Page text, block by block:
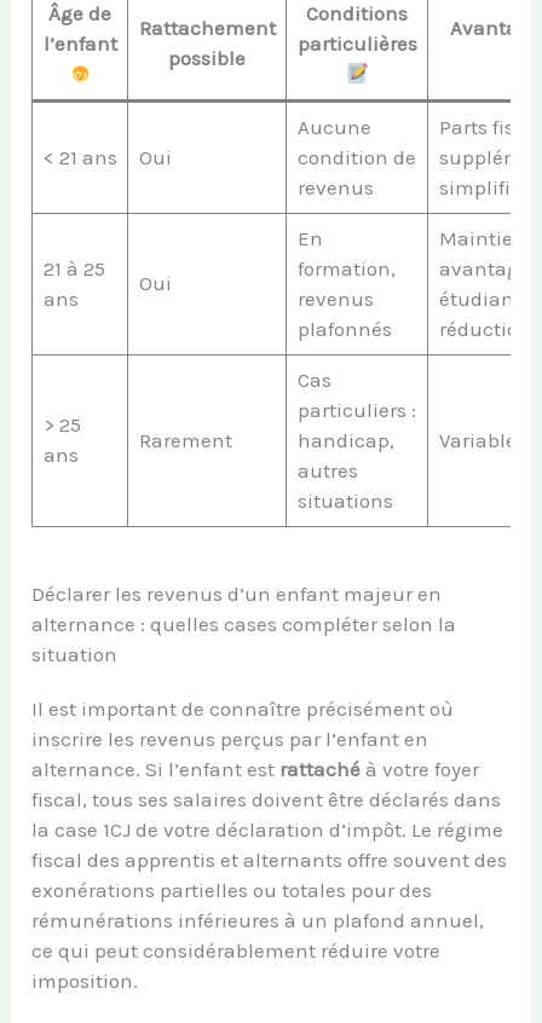
Âge de
l’enfant
Rattachement
possible
Conditions
particulières
< 21 ans Oui
Aucune
condition de
revenus
Parts
21 à 25
ans
Oui
En
formation,
revenus
plafonnés
Maintien
avantages
étudiants,
réduction
> 25
ans
Rarement
Cas
particuliers :
handicap,
autres
situations
Variable
Déclarer les revenus d’un enfant majeur en
alternance : quelles cases compléter selon la
situation
Il est important de connaître précisément où
inscrire les revenus perçus par l’enfant en
alternance. Si l’enfant est rattaché à votre foyer
fiscal, tous ses salaires doivent être déclarés dans
la case 1CJ de votre déclaration d’impôt. Le régime
fiscal des apprentis et alternants offre souvent des
exonérations partielles ou totales pour des
rémunérations inférieures à un plafond annuel,
ce qui peut considérablement réduire votre
imposition.